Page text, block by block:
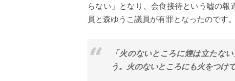
らない」となり、会食接待という嘘の
員と森ゆうこ議員が有罪となったのです。
「火のないところに煙は立たな
う。火のないところにも火をつけ